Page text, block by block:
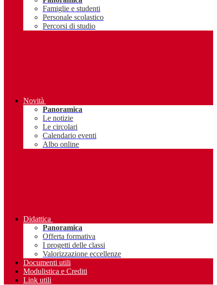
Famiglie e studenti
Personale scolastico
Percorsi di studio
Novità
Panoramica
Le notizie
Le circolari
Calendario eventi
Albo online
Didattica
Panoramica
Offerta formativa
I progetti delle classi
Valorizzazione eccellenze
Documenti utili
Modulistica e Crediti
Link utili